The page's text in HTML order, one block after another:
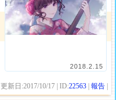
2018.2.15
| 更新日:2017/10/17 | ID:22563 |報告